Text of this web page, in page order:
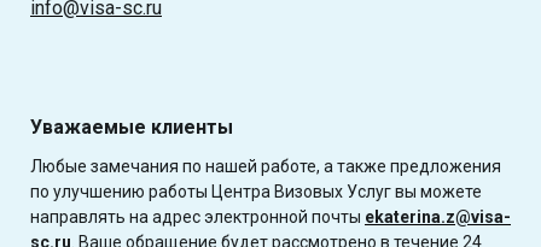
info@visa-sc.ru
Уважаемые клиенты
Любые замечания по нашей работе, а также предложения
по улучшению работы Центра Визовых Услуг вы можете
направлять на адрес электронной почты ekaterina.z@visa-
sc.ru . Ваше обращение будет рассмотрено в течение 24